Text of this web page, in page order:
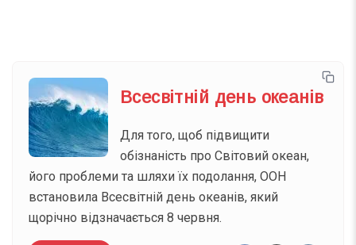
Всесвітній день океанів
Для того, щоб підвищити
обізнаність про Світовий океан,
його проблеми та шляхи їх подолання, ООН
встановила Всесвітній день океанів, який
щорічно відзначається 8 червня.